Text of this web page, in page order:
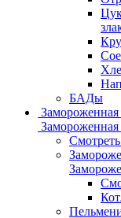
БАДы
Смотреть